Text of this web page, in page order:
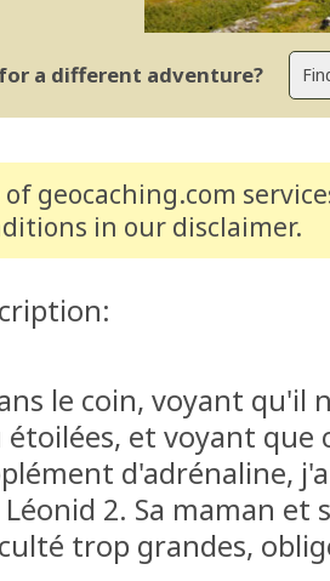
a different adventure?
geocaching.com
in our disclaimer.
le coin, voyant qu'il
étoilées, et voyant
d'adrénaline,
2. Sa maman et
trop grandes,